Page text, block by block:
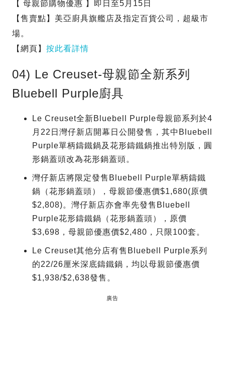
【 母親節購物優惠 】即日至5月15日
【售賣點】美亞廚具旗艦店及指定百貨公司，超級市
場。
【網頁】 按此看詳情
04) Le Creuset-母親節全新系列
Bluebell Purple廚具
Le Creuset全新Bluebell Purple母親節系列於4
月22日灣仔新店開幕日公開發售，其中Bluebell
Purple單柄鑄鐵鍋及花形鑄鐵鍋推出特別版，圓
形鍋蓋頭改為花形鍋蓋頭。
灣仔新店將限定發售Bluebell Purple單柄鑄鐵
鍋（花形鍋蓋頭），母親節優惠價$1,680(原價
$2,808)。灣仔新店亦會率先發售Bluebell
Purple花形鑄鐵鍋（花形鍋蓋頭），原價
$3,698，母親節優惠價$2,480，只限100套。
Le Creuset其他分店有售Bluebell Purple系列
的22/26厘米深底鑄鐵鍋，均以母親節優惠價
$1,938/$2,638發售。
廣告